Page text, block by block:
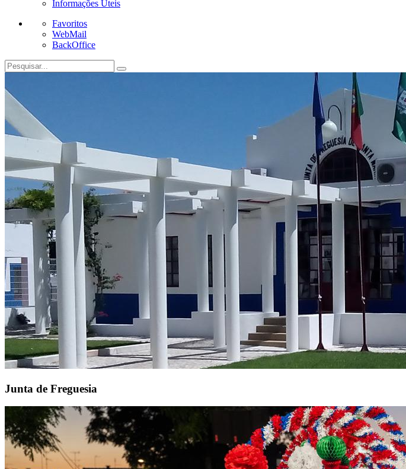
Informações Úteis
Favoritos
WebMail
BackOffice
Junta de Freguesia